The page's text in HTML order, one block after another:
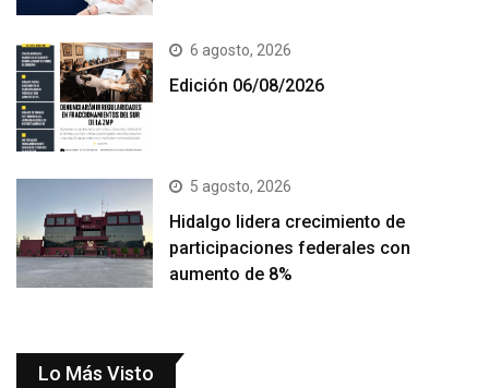
6 agosto, 2026
Edición 06/08/2026
5 agosto, 2026
Hidalgo lidera crecimiento de
participaciones federales con
aumento de 8%
Lo Más Visto